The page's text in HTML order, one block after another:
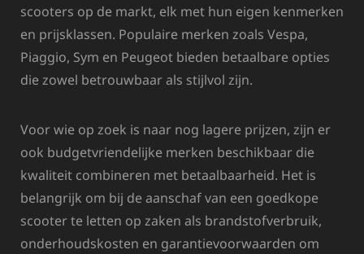
scooters op de markt, elk met hun eigen kenmerken
en prijsklassen. Populaire merken zoals Vespa,
Piaggio, Sym en Peugeot bieden betaalbare opties
die zowel betrouwbaar als stijlvol zijn.
Voor wie op zoek is naar nog lagere prijzen, zijn er
ook budgetvriendelijke merken beschikbaar die
kwaliteit combineren met betaalbaarheid. Het is
belangrijk om bij de aanschaf van een goedkope
scooter te letten op zaken als brandstofverbruik,
onderhoudskosten en garantievoorwaarden om